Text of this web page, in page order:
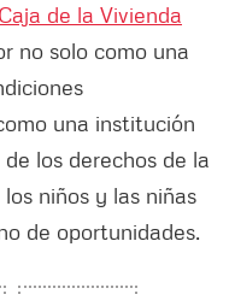
Caja de la Vivienda
no solo como una
una institución
los derechos de la
niños y las niñas
de oportunidades.